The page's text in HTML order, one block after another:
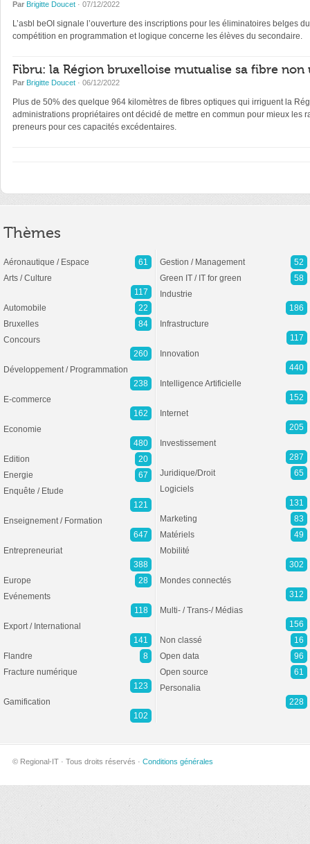
Par Brigitte Doucet · 07/12/2022
L’asbl beOI signale l’ouverture des inscriptions pour les éliminatoires belges
compétition en programmation et logique concerne les élèves du secondaire.
Fibru: la Région bruxelloise mutualise sa fibre non
Par Brigitte Doucet · 06/12/2022
Plus de 50% des quelque 964 kilomètres de fibres optiques qui irriguent la
administrations propriétaires ont décidé de mettre en commun pour mieux les
preneurs pour ces capacités excédentaires.
Thèmes
Aéronautique / Espace
61
Arts / Culture
117
Automobile
22
Bruxelles
84
Concours
260
Développement / Programmation
238
E-commerce
162
Economie
480
Edition
20
Energie
67
Enquête / Etude
121
Enseignement / Formation
647
Entrepreneuriat
388
Europe
28
Evénements
118
Export / International
141
Flandre
8
Fracture numérique
123
Gamification
102
Gestion / Management
52
Green IT / IT for green
58
Industrie
186
Infrastructure
117
Innovation
440
Intelligence Artificielle
152
Internet
205
Investissement
287
Juridique/Droit
65
Logiciels
131
Marketing
83
Matériels
49
Mobilité
302
Mondes connectés
312
Multi- / Trans-/ Médias
156
Non classé
16
Open data
96
Open source
61
Personalia
228
© Regional-IT · Tous droits réservés · Conditions générales